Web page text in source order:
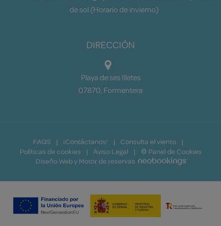
de sol (Horario de invierno)
DIRECCIÓN
Playa de ses Illetes
07870, Formentera
Diseño Web y Motor de reservas
FAQS ¡Contáctanos!
Consulta el viento
Políticas de cookies
Aviso Legal ⚙ Panel de Cookies